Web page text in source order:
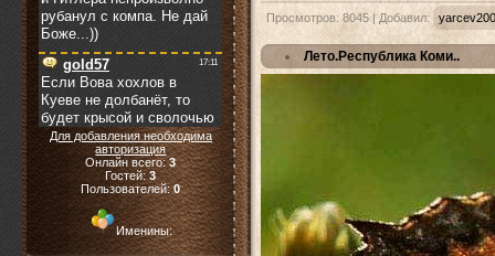
Для добавления необходима
авторизация
Онлайн всего:3
Гостей:3
Пользователей:0
Именины:
Просмотров: 8045 | Добавил:
Лето.Республика Коми..